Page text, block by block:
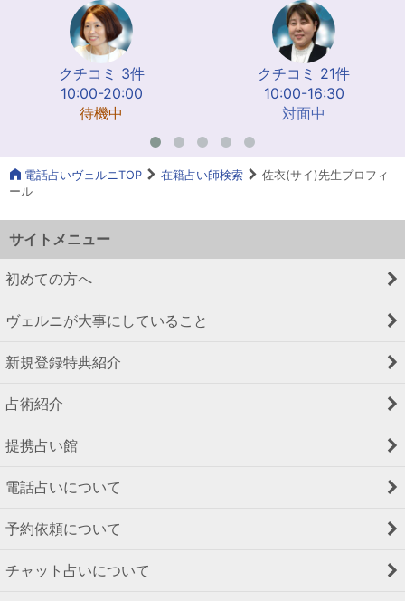
クチコミ 3件
10:00-20:00
待機中
クチコミ 21件
10:00-16:30
対面中
電話占いヴェルニTOP 在籍占い師検索
佐衣(サイ)先生プロフィ
ール
サイトメニュー
初めての方へ
ヴェルニが大事にしていること
新規登録特典紹介
占術紹介
提携占い館
電話占いについて
予約依頼について
チャット占いについて